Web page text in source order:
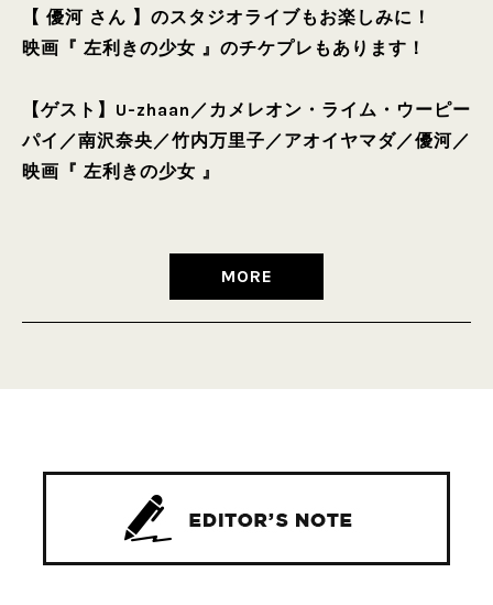
【 優河 さん 】のスタジオライブもお楽しみに！
映画『 左利きの少女 』のチケプレもあります！
【ゲスト】 U-zhaan ／カメレオン・ライム・ウーピー
パイ ／南沢奈央／竹内万里子／アオイヤマダ／優河／
映画『 左利きの少女 』
MORE